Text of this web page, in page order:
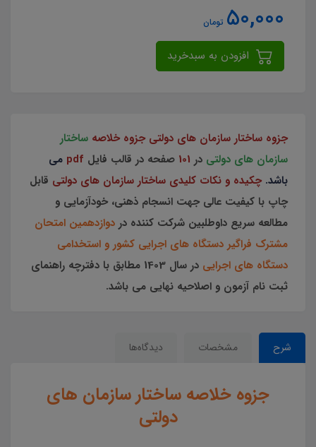
50,000 تومان
جزوه ساختار سازمان های دولتی جزوه خلاصه ساختار
سازمان های دولتی در 101 صفحه در قالب فایل pdf می
باشد. چکیده و نکات کلیدی ساختار سازمان های دولتی قابل
چاپ با کیفیت عالی جهت انسجام ذهنی، خودآزمایی و
مطالعه سریع داوطلبین شرکت کننده در دوازدهمین امتحان
مشترک فراگیر دستگاه های اجرایی کشور و استخدامی
دستگاه های اجرایی
در سال 1403 مطابق با دفترچه راهنمای
ثبت نام آزمون و اصلاحیه نهایی می باشد.
شرح مشخصات دیدگاه‌ها
جزوه خلاصه ساختار سازمان های
دولتی